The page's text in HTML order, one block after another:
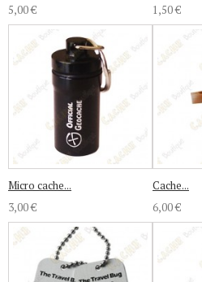
5,00 €
1,50 €
Micro cache...
3,00 €
Cache...
6,00 €